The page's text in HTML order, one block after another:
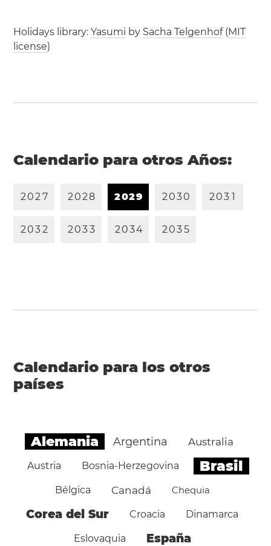
Holidays library:Yasumi by Sacha Telgenhof(MIT
license)
Calendario para otros Años:
2027 2028 2029 2030 203 1
2032 2033 2034 2035
Calendario para los otros
países
Alemania Argentina Australia
Austria Bosnia-Herzegovina Brasil
Bélgica Canadá Chequia
Corea del Sur Croacia Dinamarca
Eslovaquia España